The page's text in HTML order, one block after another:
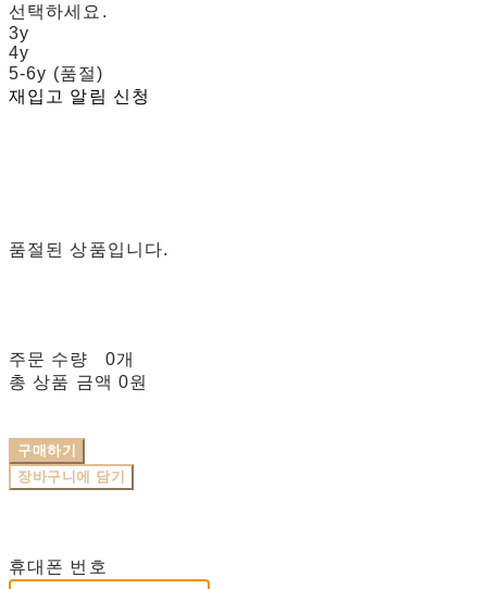
선택하세요.
3y
4y
5-6y (품절)
재입고 알림 신청
품절된 상품입니다.
주문 수량
0개
총 상품 금액 0원
구매하기
장바구니에 담기
휴대폰 번호